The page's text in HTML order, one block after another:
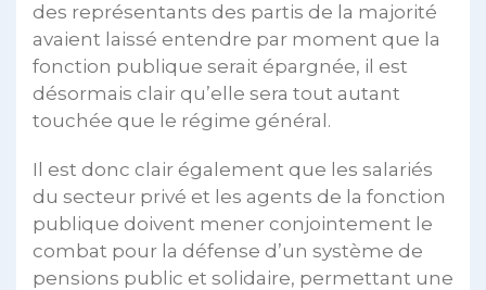
des représentants des partis de la majorité
avaient laissé entendre par moment que la
fonction publique serait épargnée, il est
désormais clair qu’elle sera tout autant
touchée que le régime général.
Il est donc clair également que les salariés
du secteur privé et les agents de la fonction
publique doivent mener conjointement le
combat pour la défense d’un système de
pensions public et solidaire, permettant une